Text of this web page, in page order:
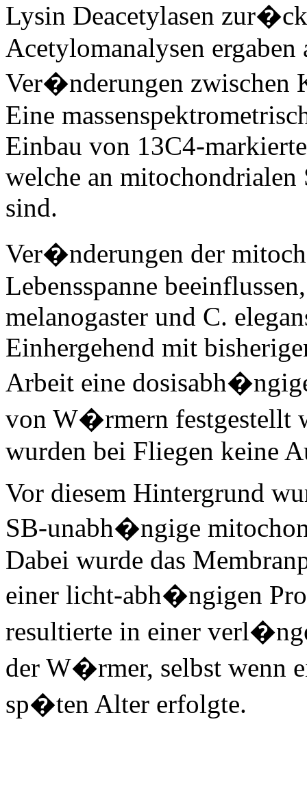
Lysin Deacetylasen
Acetylomanalysen
Ver�nderungen zwischen
Eine
Einbau von 13C4-
welche an
sind.
Ver�nderungen der
Lebensspanne
melanogaster und C.
Einhergehend mit
Arbeit eine
von W�rmern festgestellt
wurden bei Fliegen keine
Vor diesem Hintergrund
SB-unabh�ngige
Dabei wurde das
einer licht-abh�ngigen
resultierte in einer
der W�rmer, selbst wenn
sp�ten Alter erfolgte.